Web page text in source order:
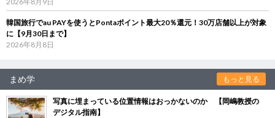
韓国旅行でau PAYを使うとPontaポイント最大20％還元！30万店舗以上が対象
に【9月30日まで】
2026年8月8日
まめ学 もっと見る
写真に埋まっている位置情報はおっかないのか 【岡嶋教授の
デジタル指南】